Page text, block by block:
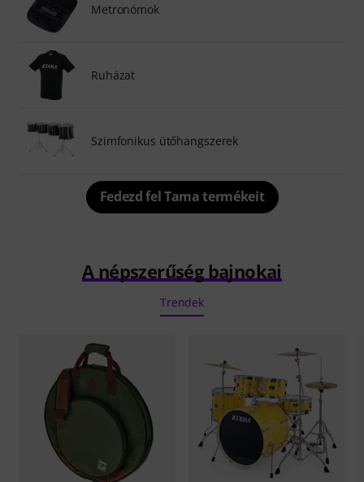
Metronómok
Ruházat
Szimfonikus ütőhangszerek
Fedezd fel Tama termékeit
A népszerűség bajnokai
Trendek